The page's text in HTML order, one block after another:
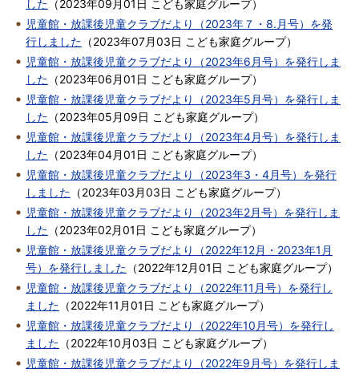
した （2023年09月01日 こども家庭グループ）
児童館・放課後児童クラブだより（2023年７・8.月号）を発
行しました （2023年07月03日 こども家庭グループ）
児童館・放課後児童クラブだより（2023年6月号）を発行しま
した （2023年06月01日 こども家庭グループ）
児童館・放課後児童クラブだより（2023年5月号）を発行しま
した （2023年05月09日 こども家庭グループ）
児童館・放課後児童クラブだより（2023年4月号）を発行しま
した （2023年04月01日 こども家庭グループ）
児童館・放課後児童クラブだより（2023年3・4月号）を発行
しました （2023年03月03日 こども家庭グループ）
児童館・放課後児童クラブだより（2023年2月号）を発行しま
した （2023年02月01日 こども家庭グループ）
児童館・放課後児童クラブだより（2022年12月・2023年1月
号）を発行しました （2022年12月01日 こども家庭グループ）
児童館・放課後児童クラブだより（2022年11月号）を発行し
ました （2022年11月01日 こども家庭グループ）
児童館・放課後児童クラブだより（2022年10月号）を発行し
ました （2022年10月03日 こども家庭グループ）
児童館・放課後児童クラブだより（2022年9月号）を発行しま